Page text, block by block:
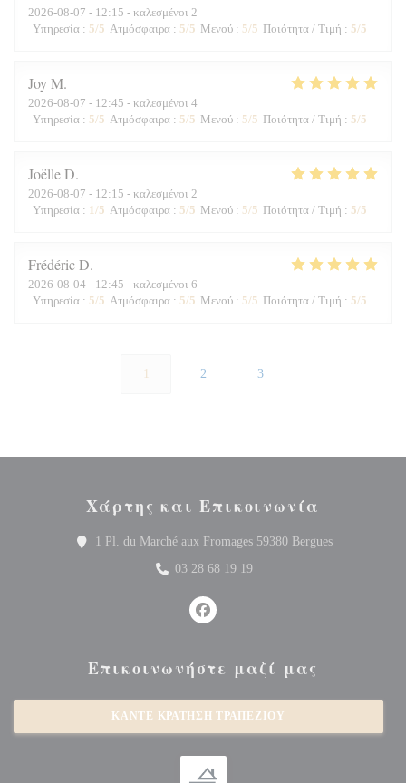
2026-08-07 - 12:15 - καλεσμένοι 2
Υπηρεσία : 5/5 Ατμόσφαιρα : 5/5 Μενού : 5/5 Ποιότητα / Τιμή : 5/5
JoyM
2026-08-07 - 12:45 - καλεσμένοι 4
Υπηρεσία : 5/5 Ατμόσφαιρα : 5/5 Μενού : 5/5 Ποιότητα / Τιμή : 5/5
JoëlleD
2026-08-07 - 12:15 - καλεσμένοι 2
Υπηρεσία : 1 /5 Ατμόσφαιρα : 5/5 Μενού : 5/5 Ποιότητα / Τιμή : 5/5
FrédéricD
2026-08-04 - 12:45 - καλεσμένοι 6
Υπηρεσία : 5/5 Ατμόσφαιρα : 5/5 Μενού : 5/5 Ποιότητα / Τιμή : 5/5
1 2 3
Χάρτης και Επικοινωνία
1 Pl. du Marché aux Fromages 59380 Bergues((ανοίγει σε
03 28 68 19 19
Facebook ((ανοίγει σε νέο
Επικοινωνήστε μαζί μας
ΚΆΝΤΕ ΚΡΆΤΗΣΗ ΤΡΑΠΕΖΙΟΎ